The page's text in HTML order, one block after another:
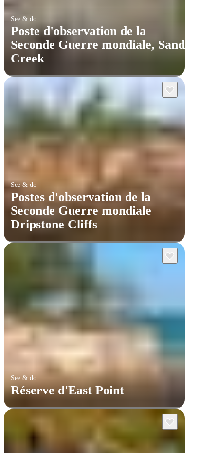
See & do
Poste d'observation de la
Seconde Guerre mondiale, Sandy
Creek
See & do
Postes d'observation de la
Seconde Guerre mondiale
Dripstone Cliffs
See & do
Réserve d'East Point